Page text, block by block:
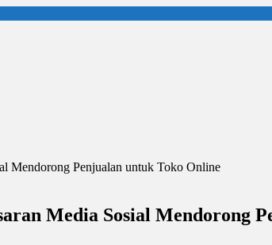
Media Sosial Mendorong